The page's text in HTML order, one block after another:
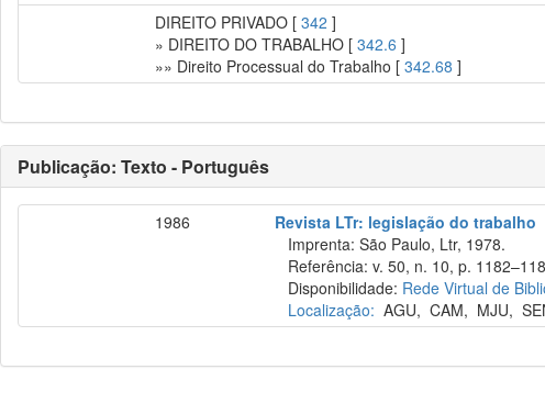
DIREITO PRIVADO [342 ]
» DIREITO DO TRABALHO [342.6 ]
»» Direito Processual do Trabalho [342.68 ]
Publicação: Texto - Português
1986
Revista LTr: legislação do trabalho
Imprenta: São Paulo, Ltr, 1978.
Referência: v. 50, n. 10, p.
Disponibilidade: Rede Virtual de
Localização: AGU,CAM, MJU,